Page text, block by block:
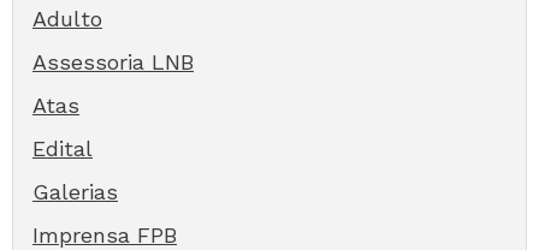
Adulto
Assessoria LNB
Atas
Edital
Galerias
Imprensa FPB